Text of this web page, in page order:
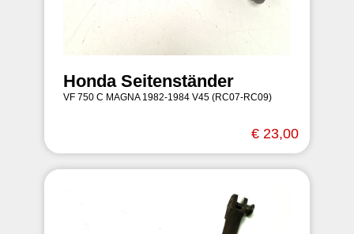
Honda Seitenständer
VF 750 C MAGNA 1982-1984 V45 (RC07-RC09)
€ 23,00